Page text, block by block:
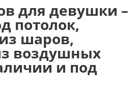
для девушки –
потолок,
шаров,
воздушных
и под